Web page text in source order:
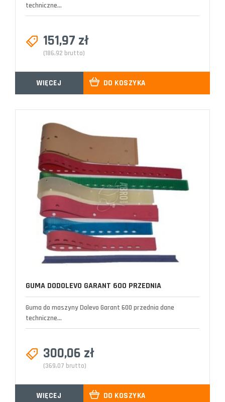
techniczne...
151,97 zł
(186,92 brutto)
WIĘCEJ DO KOSZYKA
GUMA DODOLEVO GARANT 600 PRZEDNIA
Guma do maszyny Dolevo Garant 600 przednia dane
techniczne...
300,06 zł
(369,07 brutto)
WIĘCEJ DO KOSZYKA